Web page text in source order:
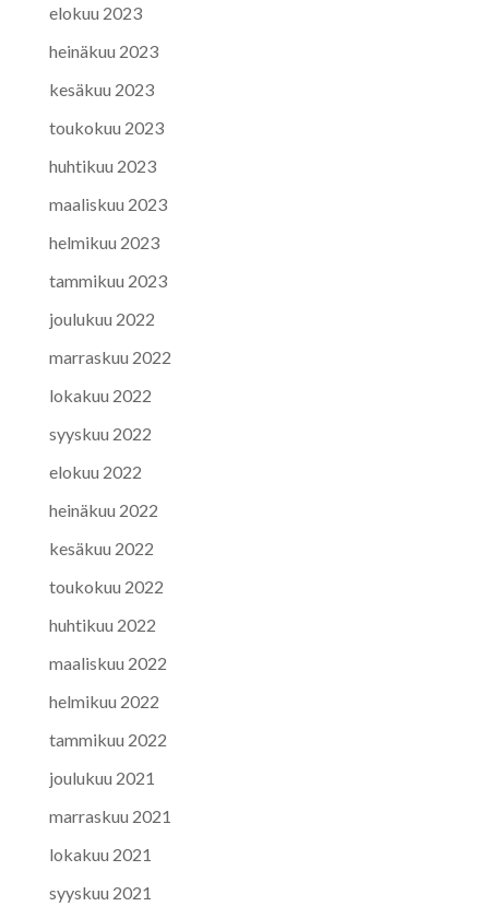
elokuu 2023
heinäkuu 2023
kesäkuu 2023
toukokuu 2023
huhtikuu 2023
maaliskuu 2023
helmikuu 2023
tammikuu 2023
joulukuu 2022
marraskuu 2022
lokakuu 2022
syyskuu 2022
elokuu 2022
heinäkuu 2022
kesäkuu 2022
toukokuu 2022
huhtikuu 2022
maaliskuu 2022
helmikuu 2022
tammikuu 2022
joulukuu 2021
marraskuu 2021
lokakuu 2021
syyskuu 2021